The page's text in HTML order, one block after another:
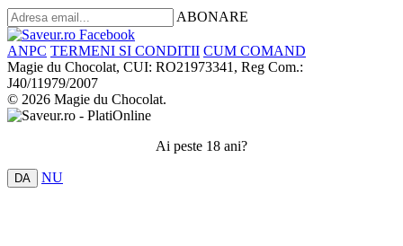
ABONARE
ANPC TERMENI SI CONDITII CUM COMAND
Magie du Chocolat, CUI: RO21973341, Reg Com.:
J40/11979/2007
© 2026 Magie du Chocolat.
Ai peste 18 ani?
DA NU